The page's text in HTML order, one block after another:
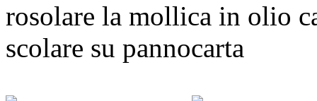
rosolare la mollica in olio
scolare su pannocarta